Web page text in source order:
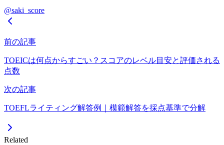
@saki_score
前の記事
TOEICは何点からすごい？スコアのレベル目安と評価される
点数
次の記事
TOEFLライティング解答例｜模範解答を採点基準で分解
Related